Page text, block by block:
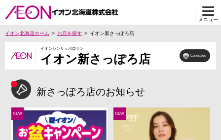
メニュー
イオン北海道ホーム お店を探す イオン新さっぽろ店
イオンシンサッポロテン
イオン新さっぽろ店 Language
新さっぽろ店のお知らせ
NEW NEW